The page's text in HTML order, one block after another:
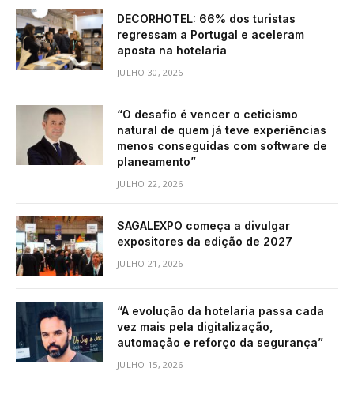
DECORHOTEL: 66% dos turistas
regressam a Portugal e aceleram
aposta na hotelaria
JULHO 30, 2026
“O desafio é vencer o ceticismo
natural de quem já teve experiências
menos conseguidas com software de
planeamento”
JULHO 22, 2026
SAGALEXPO começa a divulgar
expositores da edição de 2027
JULHO 21, 2026
“A evolução da hotelaria passa cada
vez mais pela digitalização,
automação e reforço da segurança”
JULHO 15, 2026